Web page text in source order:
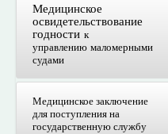
Медицинское
освидетельствование
годности к
управлению маломерными
судами
Медицинское заключение
для поступления на
государственную службу